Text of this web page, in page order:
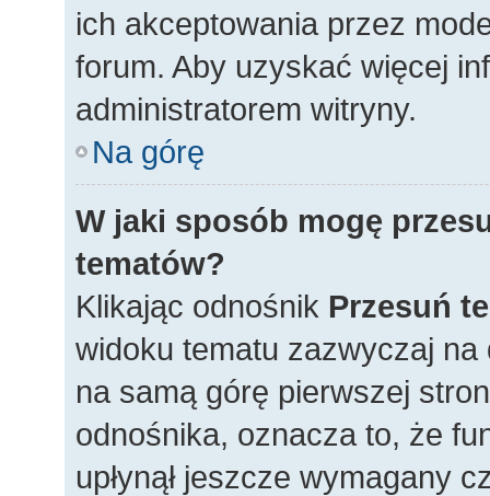
ich akceptowania przez
forum. Aby uzyskać więcej
administratorem witryny.
Na górę
W jaki sposób mogę
tematów?
Klikając odnośnik Przesuń
widoku tematu zazwyczaj
na samą górę pierwszej
odnośnika, oznacza to, że
upłynął jeszcze wymagany